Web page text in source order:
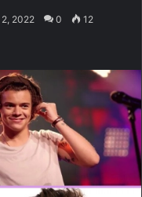
2, 2022 0 12